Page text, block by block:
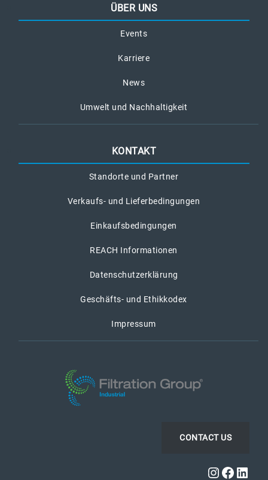
ÜBER UNS
Events
Karriere
News
Umwelt und Nachhaltigkeit
KONTAKT
Standorte und Partner
Verkaufs- und Lieferbedingungen
Einkaufsbedingungen
REACH Informationen
Datenschutzerklärung
Geschäfts- und Ethikkodex
Impressum
CONTACT US